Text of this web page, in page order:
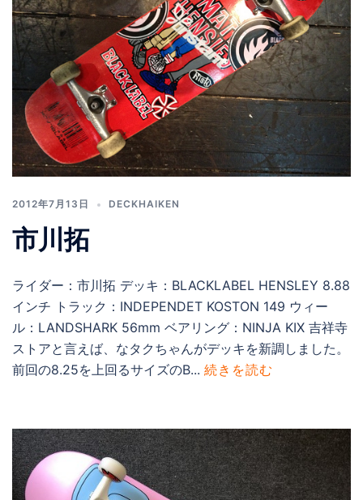
2012年7月13日 DECKHAIKEN
市川拓
ライダー：市川拓 デッキ：BLACKLABEL HENSLEY 8.88
インチ トラック：INDEPENDET KOSTON 149 ウィー
ル：LANDSHARK 56mm ベアリング：NINJA KIX 吉祥寺
ストアと言えば、なタクちゃんがデッキを新調しました。
前回の8.25を上回るサイズのB... 続きを読む